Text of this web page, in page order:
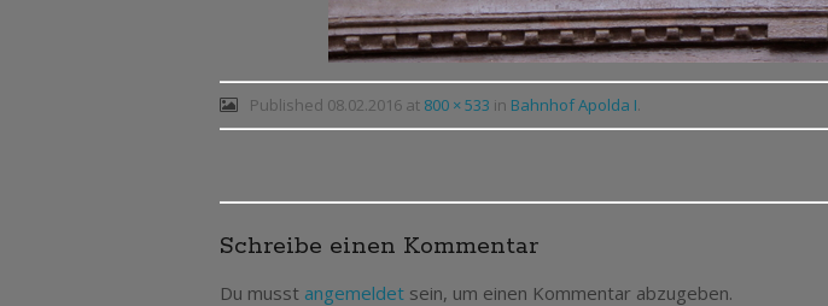
Published 08.02.2016at 800 × 533 in Bahnhof Apolda I.
Post
navigation
Schreibe einen Kommentar
Du musst angemeldet sein, um einen Kommentar abzugeben.